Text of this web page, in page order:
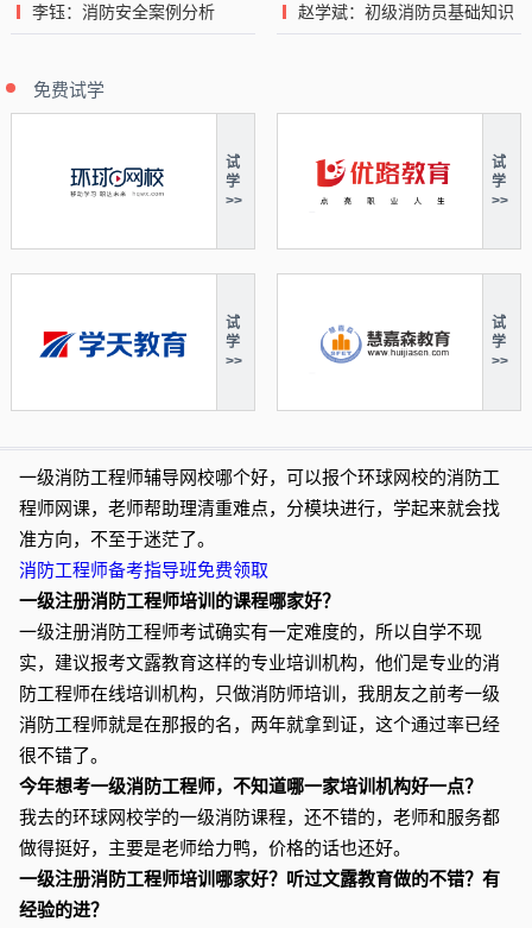
李钰：消防安全案例分析 赵学斌：初级消防员基础知识
免费试学
试
学
>>
试
学
>>
试
学
>>
试
学
>>
一级消防工程师辅导网校哪个好，可以报个环球网校的消防工
程师网课，老师帮助理清重难点，分模块进行，学起来就会找
准方向，不至于迷茫了。
消防工程师备考指导班免费领取
一级注册消防工程师培训的课程哪家好？
一级注册消防工程师考试确实有一定难度的，所以自学不现
实，建议报考文露教育这样的专业培训机构，他们是专业的消
防工程师在线培训机构，只做消防师培训，我朋友之前考一级
消防工程师就是在那报的名，两年就拿到证，这个通过率已经
很不错了。
今年想考一级消防工程师，不知道哪一家培训机构好一点？
我去的环球网校学的一级消防课程，还不错的，老师和服务都
做得挺好，主要是老师给力鸭，价格的话也还好。
一级注册消防工程师培训哪家好？听过文露教育做的不错？有
经验的进？